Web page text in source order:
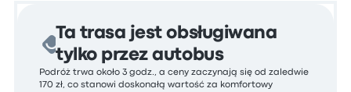
Ta trasa jest obsługiwana
tylko przez autobus
Podróż trwa około 3 godz., a ceny zaczynają się od zaledwie
170 zł, co stanowi doskonałą wartość za komfortowy